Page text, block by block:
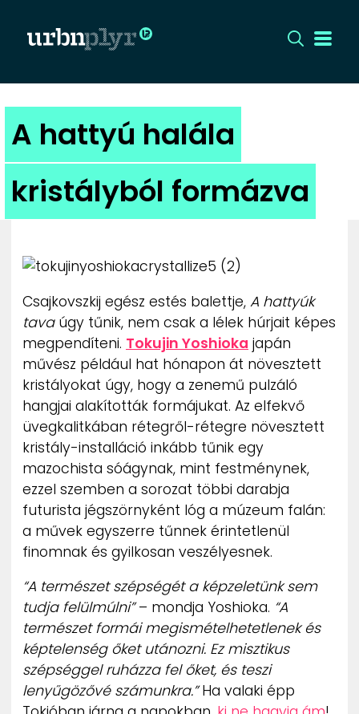
CÍMLAP
DIZÁJN
DIVAT
HIP
KULT
UTCA
ZENE
MÉDIAAJÁNLAT
IMPRESSZUM
PR-ARCHÍVUM
ADATKEZELÉSI TÁJÉKOZTATÓ
A hattyú halála
kristályból formázva
Csajkovszkij egész estés balettje, A hattyúk
tavaúgy tűnik, nem csak a lélek húrjait képes
megpendíteni. Tokujin Yoshioka japán
művész például hat hónapon át növesztett
kristályokat úgy, hogy a zenemű pulzáló
hangjai alakították formájukat. Az elfekvő
üvegkalitkában rétegről-rétegre növesztett
kristály-installáció inkább tűnik egy
mazochista sóágynak, mint festménynek,
ezzel szemben a sorozat többi darabja
futurista jégszörnyként lóg a múzeum falán:
a művek egyszerre tűnnek érintetlenül
finomnak és gyilkosan veszélyesnek.
“A természet szépségét a képzeletünk sem
tudja felülmúlni”– mondja Yoshioka. “A
természet formái megismételhetetlenek és
képtelenség őket utánozni. Ez misztikus
szépséggel ruházza fel őket, és teszi
lenyűgözővé számunkra.”Ha valaki épp